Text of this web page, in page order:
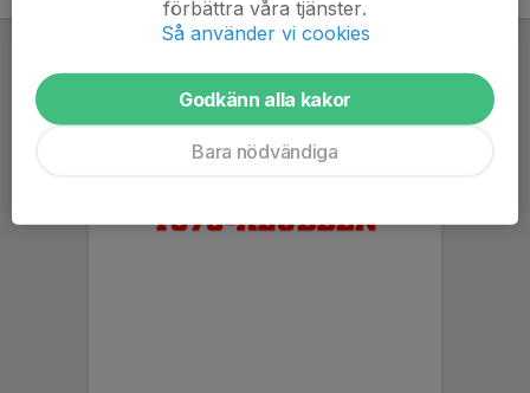
förbättra våra tjänster.
Så använder vi cookies
Godkänn alla kakor
Bara nödvändiga